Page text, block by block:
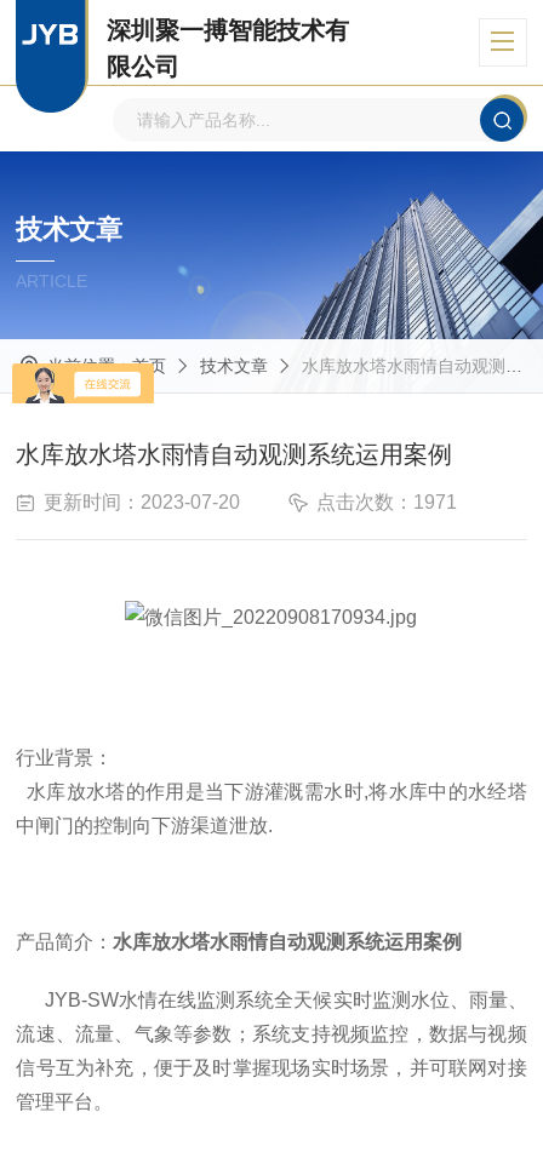
深圳聚一搏智能技术有
限公司
技术文章
ARTICLE
当前位置：首页 技术文章 水库放水塔水雨情自动观测系统运用案例
水库放水塔水雨情自动观测系统运用案例
更新时间：2023-07-20 点击次数：1971
行业背景：
水库放水塔的作用是当下游灌溉需水时,将水库中的水经塔
中闸门的控制向下游渠道泄放.
产品简介： 水库放水塔水雨情自动观测系统运用案例
JYB-SW水情在线监测系统全天候实时监测水位、雨量、
流速、流量、气象等参数；系统支持视频监控，数据与视频
信号互为补充，便于及时掌握现场实时场景，并可联网对接
管理平台。